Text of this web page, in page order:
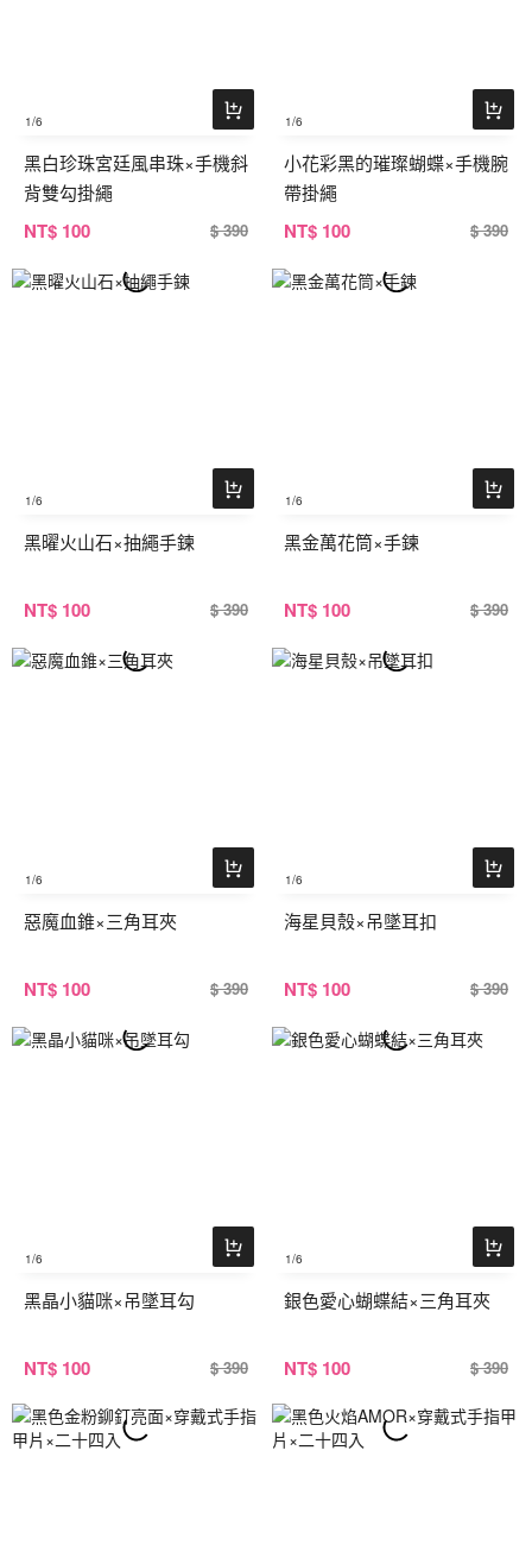
1/6
黑白珍珠宮廷風串珠×手機斜
背雙勾掛繩
NT$ 100 $ 390
1/6
小花彩黑的璀璨蝴蝶×手機腕
帶掛繩
NT$ 100 $ 390
1/6
黑曜火山石×抽繩手鍊
NT$ 100 $ 390
1/6
黑金萬花筒×手鍊
NT$ 100 $ 390
1/6
惡魔血錐×三角耳夾
NT$ 100 $ 390
1/6
海星貝殼×吊墜耳扣
NT$ 100 $ 390
1/6
黑晶小貓咪×吊墜耳勾
NT$ 100 $ 390
1/6
銀色愛心蝴蝶結×三角耳夾
NT$ 100 $ 390